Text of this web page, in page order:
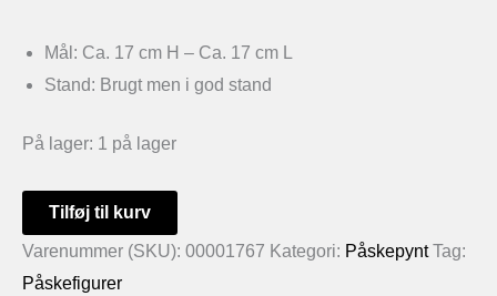
Mål: Ca. 17 cm H – Ca. 17 cm L
Stand: Brugt men i god stand
På lager: 1 på lager
Håndlavet
høneformet
kurv
Tilføj til kurv
Varenummer (SKU): 00001767 Kategori: Påskepynt Tag:
Påskefigurer